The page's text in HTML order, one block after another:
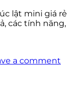
lật mini giá
các tính
a comment